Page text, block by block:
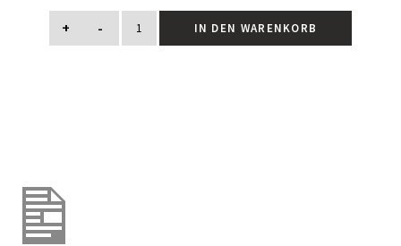
+ - IN DEN WARENKORB